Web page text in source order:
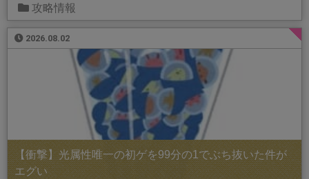
攻略情報
2026.08.02
【衝撃】光属性唯一の初ゲを99分の1でぶち抜いた件が
エグい